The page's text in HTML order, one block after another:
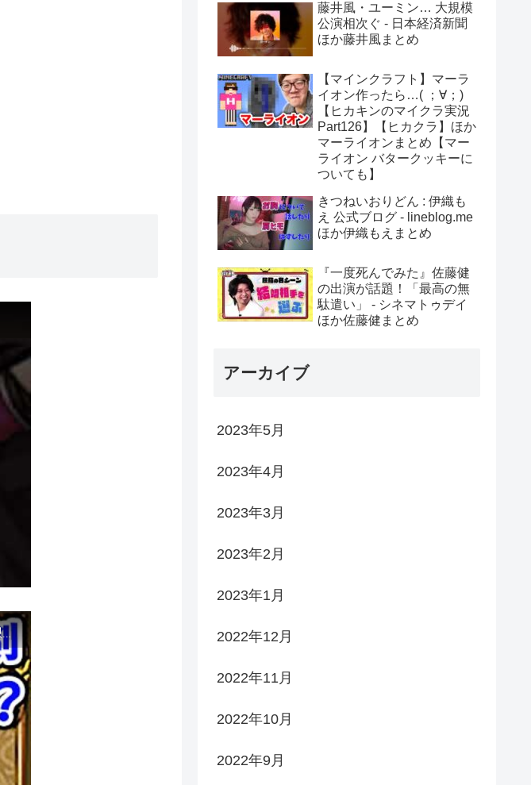
【グラブル】風マグナでイーウィヤ短剣の無凸1本を入れると強くなる？予想外の結果に！（約定武器）（リミイーウィヤ）（ティアマグ）「グランブルーファンタジー」
藤井風・ユーミン… 大規模
公演相次ぐ - 日本経済新聞
ほか藤井風まとめ
【マインクラフト】マーラ
イオン作ったら…( ；∀；)
【ヒカキンのマイクラ実況
Part126】【ヒカクラ】ほか
マーライオンまとめ【マー
ライオン バタークッキーに
ついても】
きつねいおりどん : 伊織も
え 公式ブログ - lineblog.me
ほか伊織もえまとめ
『一度死んでみた』佐藤健
の出演が話題！「最高の無
駄遣い」 - シネマトゥデイ
ほか佐藤健まとめ
アーカイブ
2023年5月
2023年4月
2023年3月
2023年2月
2023年1月
2022年12月
2022年11月
2022年10月
2022年9月